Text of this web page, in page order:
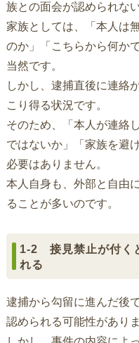
族との面会が認められな
家族としては、「本人は
のか」「こちらから何か
当然です。
しかし、逮捕直後に連絡
こり得る状況です。
そのため、「本人が連絡
ではないか」「家族を避
必要はありません。
本人自身も、外部と自由
ることが多いのです。
1-2 接見禁止が付く
れる
逮捕から勾留に進んだ後
認められる可能性がありま